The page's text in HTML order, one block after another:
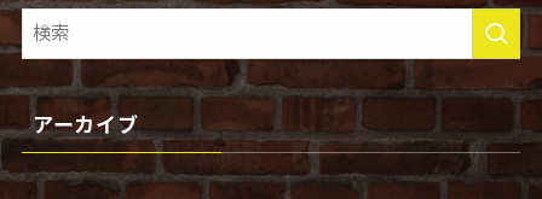
アーカイブ